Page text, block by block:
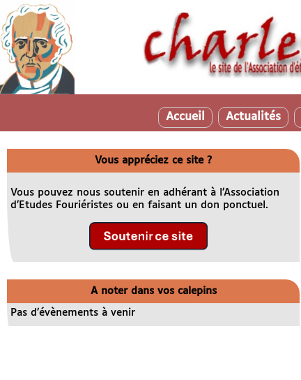
Accueil Actualités
Vous appréciez ce site ?
Vous pouvez nous soutenir en adhérant à l’Association
d’Etudes Fouriéristes ou en faisant un don ponctuel.
A noter dans vos calepins
Pas d’évènements à venir